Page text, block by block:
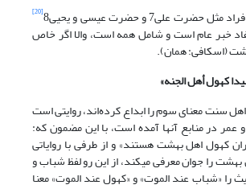
علی7 و حضرت عیسی و یحیی8
[20]
خبر عام است و شامل همه است، والا اگر خاص
(اسکافی: همان).
کهول أهل الجنه»
سنت معنای سوم را ابداع کرده‌اند، روایتی است
عمر در منابع آنها آمده است، با این مضمون که:
کهول اهل بهشت هستند» و از طرفی با روایاتی
را جوان معرفی می‏کند، از این رو لفظ شباب و
«شباب عند الموت» و «کهول عند الموت» معنا